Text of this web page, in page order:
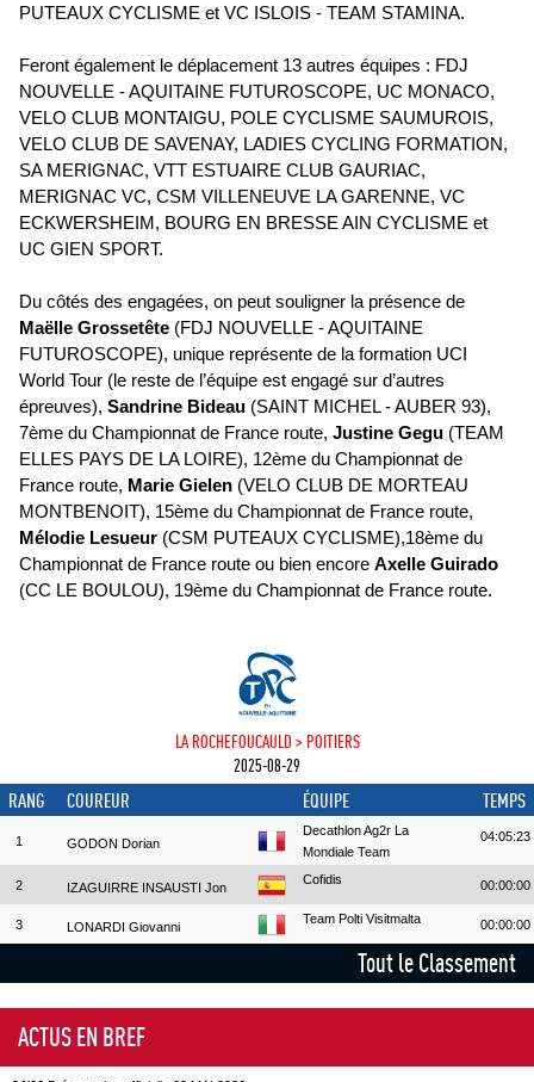
PUTEAUX CYCLISME et VC ISLOIS - TEAM STAMINA.
Feront également le déplacement 13 autres équipes : FDJ
NOUVELLE - AQUITAINE FUTUROSCOPE, UC MONACO,
VELO CLUB MONTAIGU, POLE CYCLISME SAUMUROIS,
VELO CLUB DE SAVENAY, LADIES CYCLING FORMATION,
SA MERIGNAC, VTT ESTUAIRE CLUB GAURIAC,
MERIGNAC VC, CSM VILLENEUVE LA GARENNE, VC
ECKWERSHEIM, BOURG EN BRESSE AIN CYCLISME et
UC GIEN SPORT.
Du côtés des engagées, on peut souligner la présence de
Maëlle Grossetête (FDJ NOUVELLE - AQUITAINE
FUTUROSCOPE), unique représente de la formation UCI
World Tour (le reste de l’équipe est engagé sur d’autres
épreuves), Sandrine Bideau (SAINT MICHEL - AUBER 93),
7ème du Championnat de France route, Justine Gegu (TEAM
ELLES PAYS DE LA LOIRE), 12ème du Championnat de
France route, Marie Gielen (VELO CLUB DE MORTEAU
MONTBENOIT), 15ème du Championnat de France route,
Mélodie Lesueur (CSM PUTEAUX CYCLISME),18ème du
Championnat de France route ou bien encore Axelle Guirado
(CC LE BOULOU), 19ème du Championnat de France route.
LA ROCHEFOUCAULD > POITIERS
2025-08-29
RANG COUREUR ÉQUIPE TEMPS
1 GODON Dorian 04:05:23
Decathlon Ag2r La
Mondiale Team
2 IZAGUIRRE INSAUSTI Jon 00:00:00
Cofidis
3 LONARDI Giovanni 00:00:00
Team Polti Visitmalta
Tout le Classement
ACTUS EN BREF